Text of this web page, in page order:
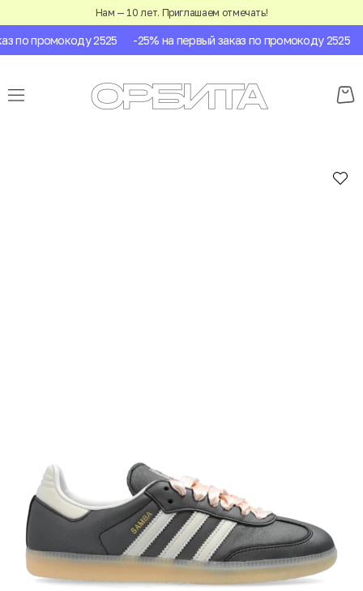
Нам — 10 лет. Приглашаем отмечать!
по промокоду 2525 -25% на первый заказ по промокоду 2525